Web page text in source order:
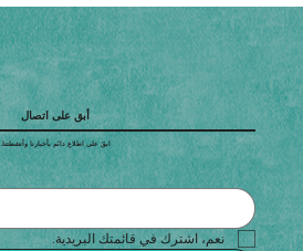
أبق على اتصال
ابقَ على اطلاع دائم بأخبارنا وأنشطتنا.
نعم، اشترك في قائمتك البريدية.